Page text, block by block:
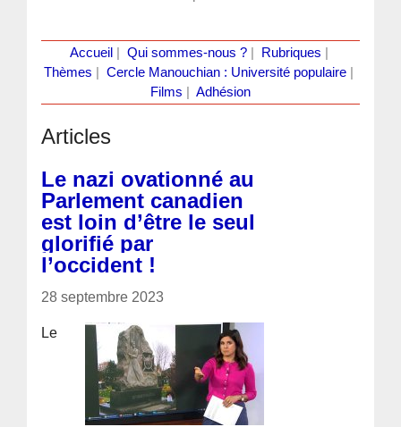
Accueil Qui sommes-nous ?| Rubriques
Thèmes
Cercle Manouchian : Université populaire
Films
Adhésion
Articles
Le nazi ovationné au
Parlement canadien
est loin d’être le seul
glorifié par
l’occident !
28 septembre 2023
Le